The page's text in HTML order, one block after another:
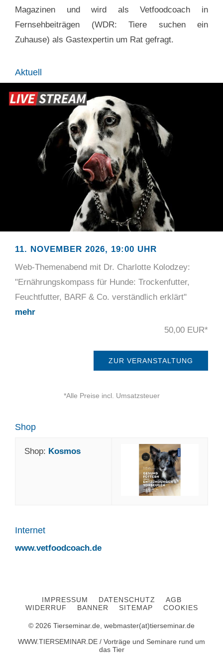
Magazinen und wird als Vetfoodcoach in
Fernsehbeiträgen (WDR: Tiere suchen ein
Zuhause) als Gastexpertin um Rat gefragt.
Aktuell
11. NOVEMBER 2026, 19:00 UHR
Web-Themenabend mit Dr. Charlotte Kolodzey:
"Ernährungskompass für Hunde: Trockenfutter,
Feuchtfutter, BARF & Co. verständlich erklärt"
mehr
50,00 EUR*
ZUR VERANSTALTUNG
*Alle Preise incl. Umsatzsteuer
Shop
Shop: Kosmos
Internet
www.vetfoodcoach.de
IMPRESSUM DATENSCHUTZ
AGB
WIDERRUF
BANNER SITEMAP COOKIES
© 2026 Tierseminar.de, webmaster(at)tierseminar.de
WWW.TIERSEMINAR.DE / Vorträge und Seminare rund um
das Tier